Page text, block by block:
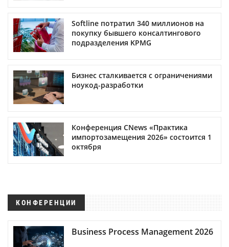
Softline потратил 340 миллионов на
покупку бывшего консалтингового
подразделения KPMG
Бизнес сталкивается с ограничениями
ноукод-разработки
Конференция CNews «Практика
импортозамещения 2026» состоится 1
октября
КОНФЕРЕНЦИИ
Business Process Management 2026